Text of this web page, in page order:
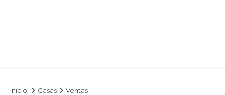
Inicio Casas
Ventas